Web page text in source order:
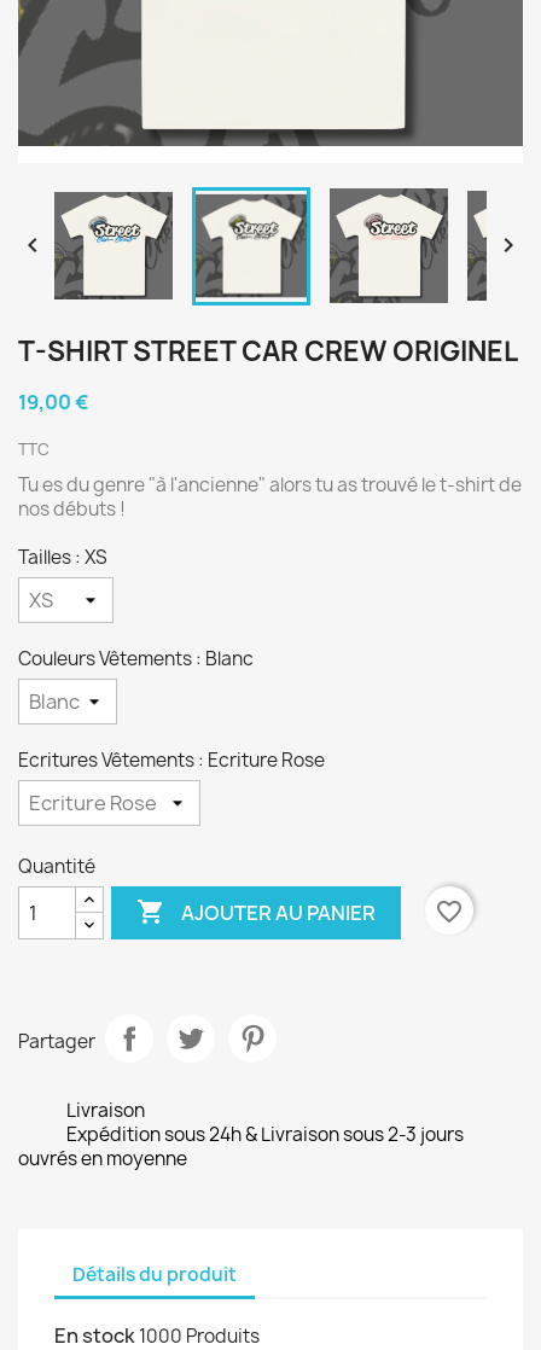
 
T-SHIRT STREET CAR CREW ORIGINEL
19,00 €
TTC
Tu es du genre "à l'ancienne" alors tu as trouvé le t-shirt de
nos débuts !
Tailles : XS
Couleurs Vêtements : Blanc
Ecritures Vêtements : Ecriture Rose
Quantité
 AJOUTER AU PANIER favorite_border
Partager
Livraison
Expédition sous 24h & Livraison sous 2-3 jours
ouvrés en moyenne
Détails du produit
En stock1000 Produits